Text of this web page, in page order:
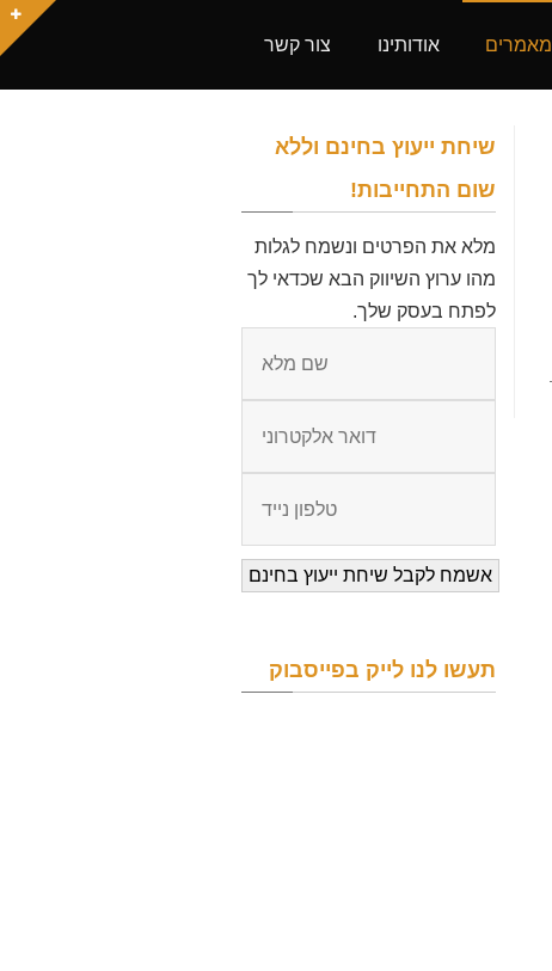
מאמרים אודותינו צור קשר
שיחת ייעוץ בחינם וללא
שום התחייבות!
מלא את הפרטים ונשמח לגלות
מהו ערוץ השיווק הבא שכדאי לך
לפתח בעסק שלך.
תעשו לנו לייק בפייסבוק